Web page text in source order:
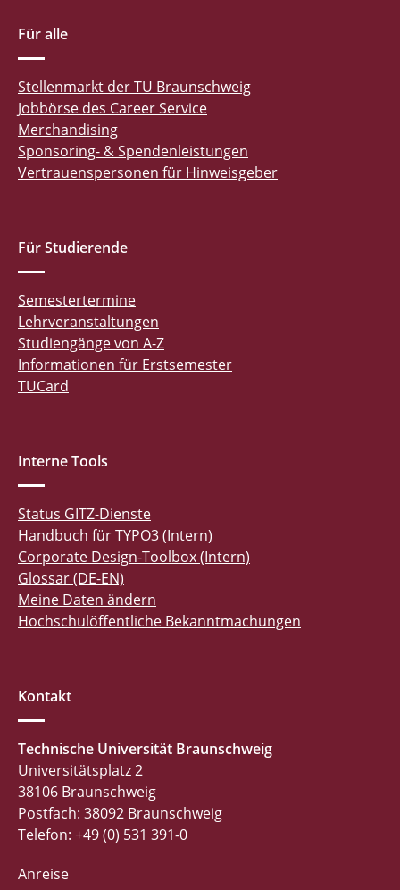
Für alle
Stellenmarkt der TU Braunschweig
Jobbörse des Career Service
Merchandising
Sponsoring- & Spendenleistungen
Vertrauenspersonen für Hinweisgeber
Für Studierende
Semestertermine
Lehrveranstaltungen
Studiengänge von A-Z
Informationen für Erstsemester
TUCard
Interne Tools
Status GITZ-Dienste
Handbuch für TYPO3 (Intern)
Corporate Design-Toolbox (Intern)
Glossar (DE-EN)
Meine Daten ändern
Hochschulöffentliche Bekanntmachungen
Kontakt
Technische Universität Braunschweig
Universitätsplatz 2
38106 Braunschweig
Postfach: 38092 Braunschweig
Telefon: +49 (0) 531 391-0
Anreise